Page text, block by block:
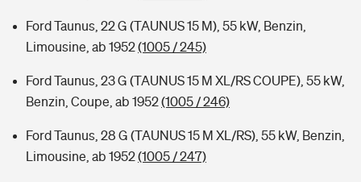
Ford Taunus, 22 G (TAUNUS 15 M), 55 kW, Benzin,
Limousine, ab 1952(1005 / 245)
Ford Taunus, 23 G (TAUNUS 15 M XL/RS COUPE), 55 kW,
Benzin, Coupe, ab 1952(1005 / 246)
Ford Taunus, 28 G (TAUNUS 15 M XL/RS), 55 kW, Benzin,
Limousine, ab 1952(1005 / 247)